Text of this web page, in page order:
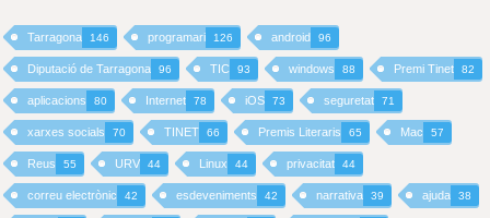
Tarragona 146 programari 126 android 96
Diputació de Tarragona 96 TIC 93 windows 88 Premi Tinet 82
aplicacions 80 Internet 78 iOS 73 seguretat 71
xarxes socials 70 TINET 66 Premis Literaris 65 Mac 57
Reus 55 URV 44 Linux 44 privacitat 44
correu electrònic 42 esdeveniments 42 narrativa 39 ajuda 38